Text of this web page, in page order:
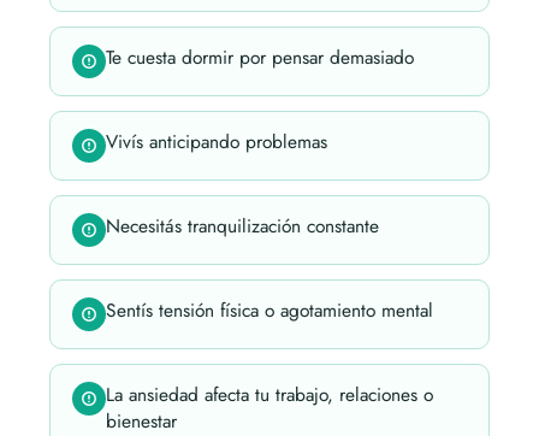
Te cuesta dormir por pensar demasiado
Vivís anticipando problemas
Necesitás tranquilización constante
Sentís tensión física o agotamiento mental
La ansiedad afecta tu trabajo, relaciones o
bienestar